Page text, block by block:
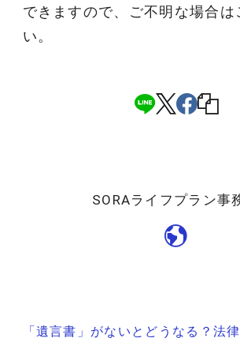
できますので、ご不明な場合は
い。
SORAライフプラン事
投
「遺言書」がないとどうなる？法